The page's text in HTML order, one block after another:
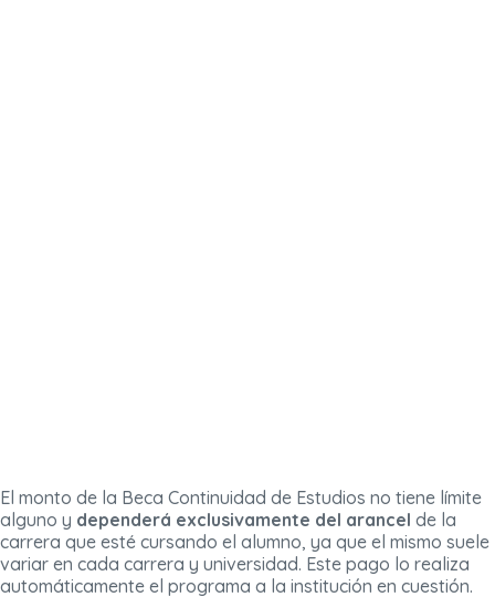
El monto de la Beca Continuidad de Estudios no tiene límite
alguno y dependerá exclusivamente del arancel de la
carrera que esté cursando el alumno, ya que el mismo suele
variar en cada carrera y universidad. Este pago lo realiza
automáticamente el programa a la institución en cuestión.